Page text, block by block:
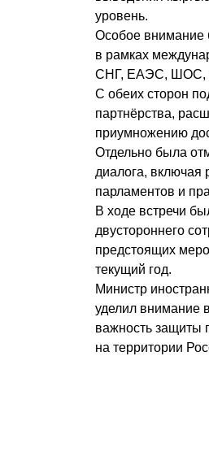
уровень.
Особое внимание
в рамках
СНГ, ЕАЭС, ШОС,
С обеих сторон
партнёрства,
приумножению
Отдельно была
диалога, включая
парламентов и
В ходе встречи
двустороннего
предстоящих
текущий год.
Министр
уделил внимание
важность защиты
на территории